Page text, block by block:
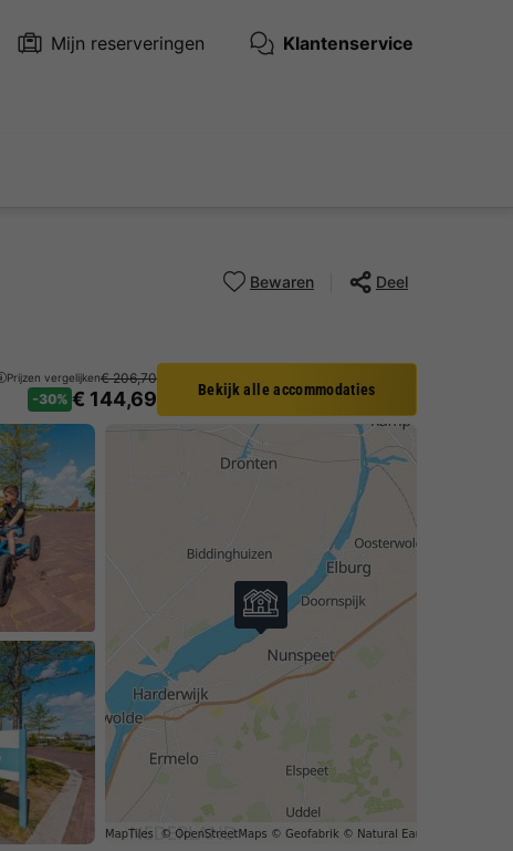
Mijn reserveringen Klantenservice
Prijzen vergelijken€ 206,70
-30% € 144,69 Bekijk alle accommodaties
Bewaren Deel